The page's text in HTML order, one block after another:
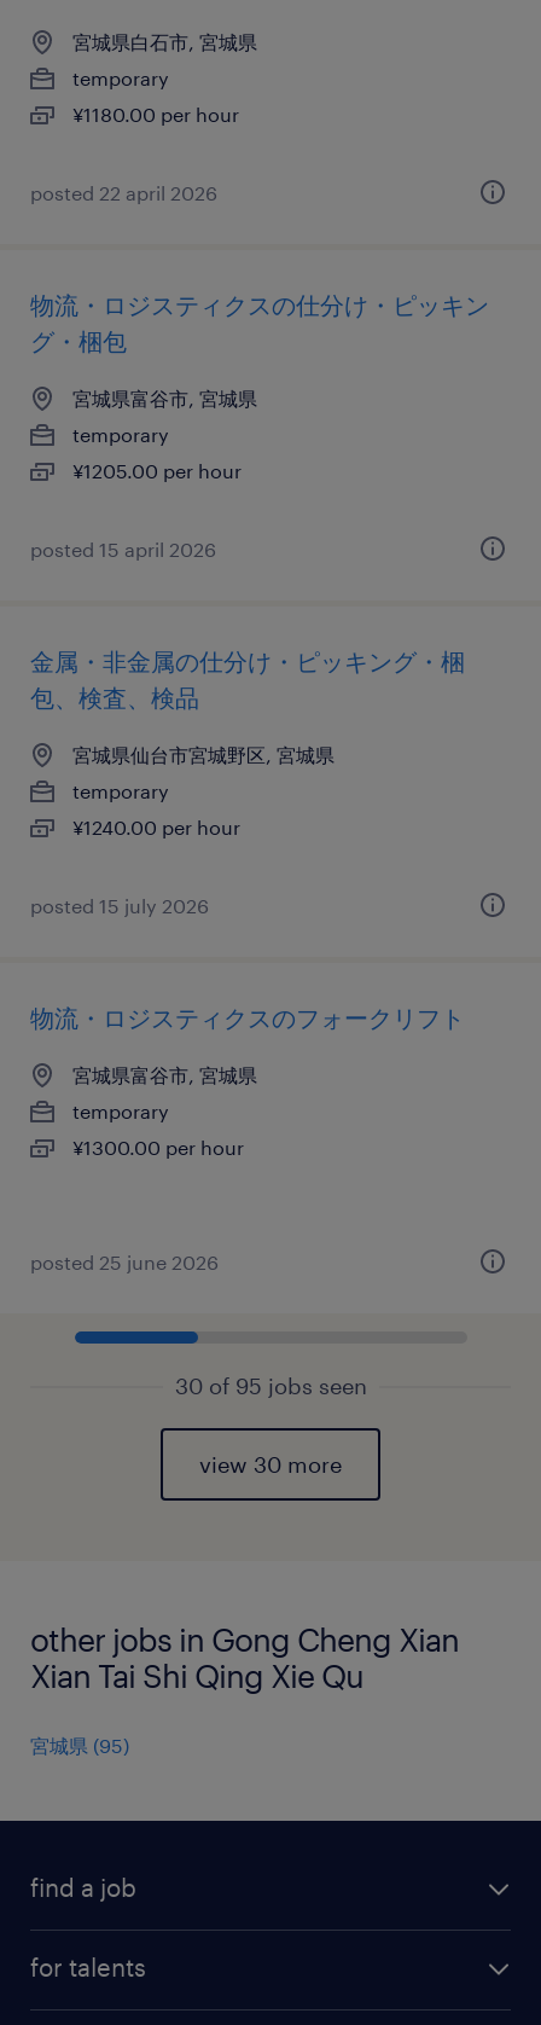
宮城県白石市, 宮城県
temporary
¥1180.00 per hour
posted 22 april 2026
物流・ロジスティクスの仕分け・ピッキン
グ・梱包
宮城県富谷市, 宮城県
temporary
¥1205.00 per hour
posted 15 april 2026
金属・非金属の仕分け・ピッキング・梱
包、検査、検品
宮城県仙台市宮城野区, 宮城県
temporary
¥1240.00 per hour
posted 15 july 2026
物流・ロジスティクスのフォークリフト
宮城県富谷市, 宮城県
temporary
¥1300.00 per hour
posted 25 june 2026
30 of 95 jobs seen
view 30 more
other jobs in Gong Cheng Xian
Xian Tai Shi Qing Xie Qu
宮城県 (95)
find a job
for talents